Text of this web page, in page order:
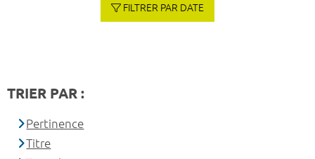
FILTRER PAR DATE
TRIER PAR :
Pertinence
Titre